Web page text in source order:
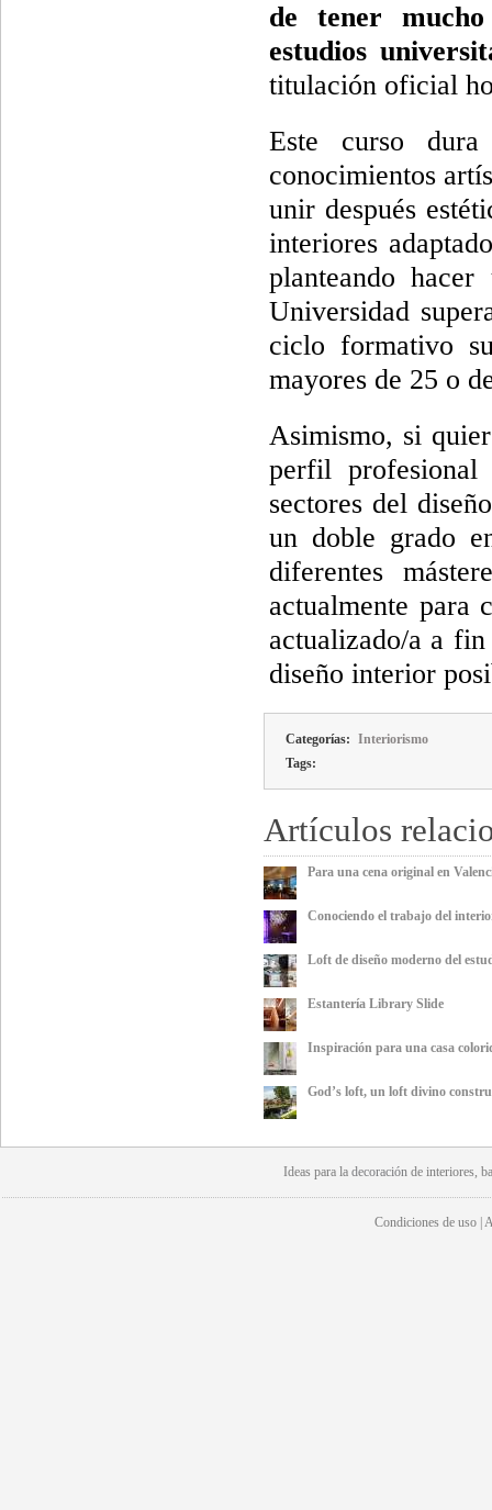
de tener
estudios
titulación oficial
Este curso
conocimientos
unir después
interiores
planteando
Universidad
ciclo formativo
mayores de 25 o
Asimismo, si
perfil profesional
sectores del
un doble grado
diferentes
actualmente para
actualizado/a a
diseño interior
Categorías: Interiorismo
Tags:
Artículos
Para una cena original en
Conociendo el trabajo del
Loft de diseño moderno del
Estantería Library Slide
Inspiración para una casa
God’s loft, un loft divino
Ideas para ladecoración de interiores,
Condiciones de uso |